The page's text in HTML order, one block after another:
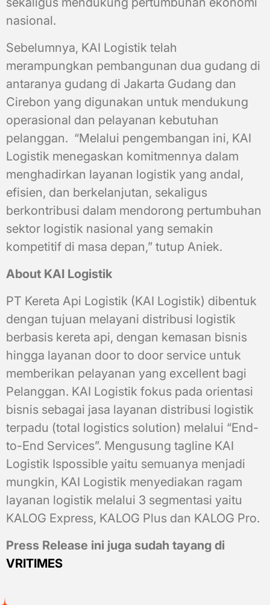
nasional.
Sebelumnya, KAI Logistik telah
merampungkan pembangunan dua gudang di
antaranya gudang di Jakarta Gudang dan
Cirebon yang digunakan untuk mendukung
operasional dan pelayanan kebutuhan
pelanggan. “Melalui pengembangan ini, KAI
Logistik menegaskan komitmennya dalam
menghadirkan layanan logistik yang andal,
efisien, dan berkelanjutan, sekaligus
berkontribusi dalam mendorong pertumbuhan
sektor logistik nasional yang semakin
kompetitif di masa depan,” tutup Aniek.
About KAI Logistik
PT Kereta Api Logistik (KAI Logistik) dibentuk
dengan tujuan melayani distribusi logistik
berbasis kereta api, dengan kemasan bisnis
hingga layanan door to door service untuk
memberikan pelayanan yang excellent bagi
Pelanggan. KAI Logistik fokus pada orientasi
bisnis sebagai jasa layanan distribusi logistik
terpadu (total logistics solution) melalui “End-
to-End Services”. Mengusung tagline KAI
Logistik Ispossible yaitu semuanya menjadi
mungkin, KAI Logistik menyediakan ragam
layanan logistik melalui 3 segmentasi yaitu
KALOG Express, KALOG Plus dan KALOG Pro.
Press Release ini juga sudah tayang di
VRITIMES